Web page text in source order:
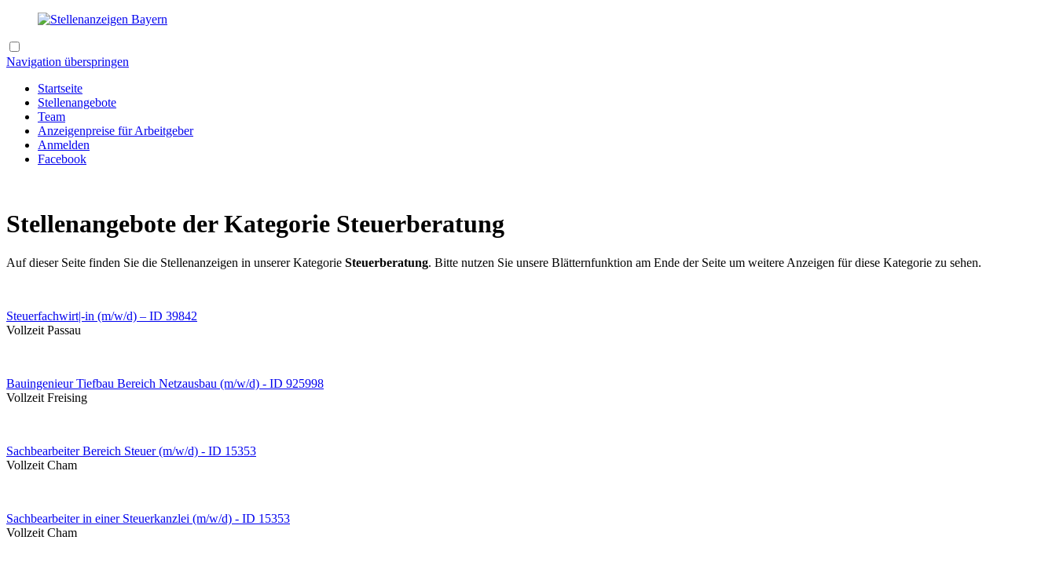
Navigation überspringen
Startseite
Stellenangebote
Team
Anzeigenpreise für Arbeitgeber
Anmelden
Facebook
Stellenangebote der Kategorie Steuerberatung
Auf dieser Seite finden Sie die Stellenanzeigen in unserer Kategorie Steuerberatung. Bitte nutzen Sie unsere Blätternfunktion am Ende der Seite um weitere Anzeigen für diese Kategorie zu sehen.
Steuerfachwirt|-in (m/w/d) – ID 39842
Vollzeit Passau
Bauingenieur Tiefbau Bereich Netzausbau (m/w/d) - ID 925998
Vollzeit Freising
Sachbearbeiter Bereich Steuer (m/w/d) - ID 15353
Vollzeit Cham
Sachbearbeiter in einer Steuerkanzlei (m/w/d) - ID 15353
Vollzeit Cham